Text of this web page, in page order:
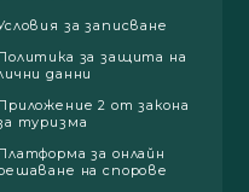
за записване
за защита на
данни
2 от закона
туризма
за онлайн
на спорове